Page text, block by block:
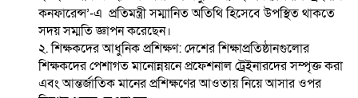
কনফারেন্স’-এ প্রতিমন্ত্রী সম্মানিত অতিথি হিসেবে উপস্থিত থাকতে
সদয় সম্মতি জ্ঞাপন করেছেন।
২. শিক্ষকদের আধুনিক প্রশিক্ষণ: দেশের শিক্ষাপ্রতিষ্ঠানগুলোর
শিক্ষকদের পেশাগত মানোন্নয়নে প্রফেশনাল ট্রেইনারদের সম্পৃক্ত করা
এবং আন্তর্জাতিক মানের প্রশিক্ষণের আওতায় নিয়ে আসার ওপর